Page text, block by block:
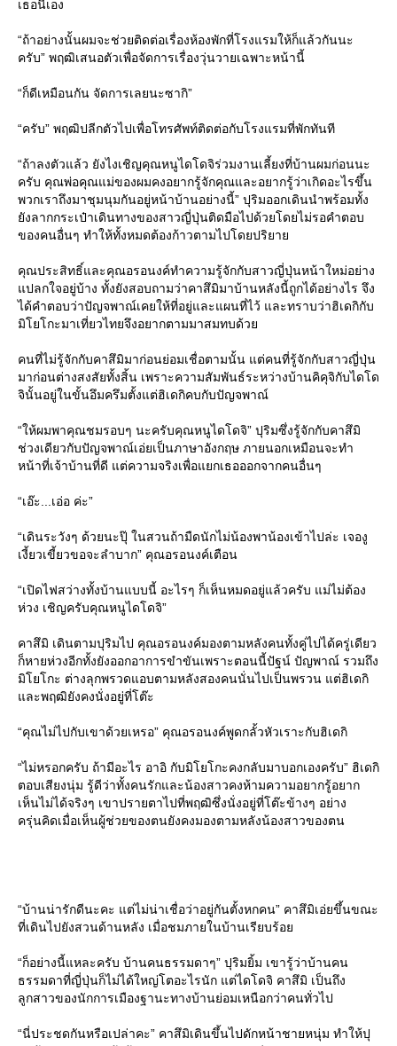
เธอนี่เอง
“ถ้าอย่างนั้นผมจะช่วยติดต่อเรื่องห้องพักที่โรงแรมให้ก็แล้วกันนะ
ครับ” พฤฒิเสนอตัวเพื่อจัดการเรื่องวุ่นวายเฉพาะหน้านี้
“ก็ดีเหมือนกัน จัดการเลยนะซากิ”
“ครับ” พฤฒิปลีกตัวไปเพื่อโทรศัพท์ติดต่อกับโรงแรมที่พักทันที
“ถ้าลงตัวแล้ว ยังไงเชิญคุณหนูไดโดจิร่วมงานเลี้ยงที่บ้านผมก่อนนะ
ครับ คุณพ่อคุณแม่ของผมคงอยากรู้จักคุณและอยากรู้ว่าเกิดอะไรขึ้น
พวกเราถึงมาชุมนุมกันอยู่หน้าบ้านอย่างนี้” ปุริมออกเดินนำพร้อมทั้ง
ังลากกระเป๋าเดินทางของสาวญี่ปุ่นติดมือไปด้วยโดยไม่รอคำตอบ
ของคนอื่นๆ ทำให้ทั้งหมดต้องก้าวตามไปโดยปริยา
คุณประสิทธิ์และคุณอรอนงค์ทำความรู้จักกับสาวญี่ปุ่นหน้าใหม่อย่าง
ปลกใจอยู่บ้าง ทั้งยังสอบถามว่าคาสึมิมาบ้านหลังนี้ถูกได้อย่างไร จึง
ได้คำตอบว่าปัญจพาณ์เคยให้ที่อยู่และแผนที่ไว้ และทราบว่าฮิเดกิกับ
มิโยโกะมาเที่ยวไทยจึงอยากตามมาสมทบด้ว
คนที่ไม่รู้จักกับคาสึมิมาก่อนย่อมเชื่อตามนั้น แต่คนที่รู้จักกับสาวญี่ปุ่น
มาก่อนต่างสงสัยทั้งสิ้น เพราะความสัมพันธ์ระหว่างบ้านคิคุจิกับไดโด
จินั้นอยู่ในขั้นอึมครึมตั้งแต่ฮิเดกิคบกับปัญจพาณ์
“ให้ผมพาคุณชมรอบๆ นะครับคุณหนูไดโดจิ” ปุริมซึ่งรู้จักกับคาสึมิ
ช่วงเดียวกับปัญจพาณ์เอ่ยเป็นภาษาอังกฤษ ภายนอกเหมือนจะทำ
หน้าที่เจ้าบ้านที่ดี แต่ความจริงเพื่อแยกเธอออกจากคนอื่นๆ
“เอ๊ะ...เอ่อ ค่ะ”
“เดินระวังๆ ด้วยนะปุ๊ ในสวนถ้ามืดนักไม่น้องพาน้องเข้าไปล่ะ เจองู
เงี้ยวเขี้ยวขอจะลำบาก” คุณอรอนงค์เตือน
“เปิดไฟสว่างทั้งบ้านแบบนี้ อะไรๆ ก็เห็นหมดอยู่แล้วครับ แม่ไม่ต้อง
ห่วง เชิญครับคุณหนูไดโดจิ”
คาสึมิ เดินตามปุริมไป คุณอรอนงค์มองตามหลังคนทั้งคู่ไปได้ครู่เดียว
ก็หายห่วงอีกทั้งยังออกอาการขำขันเพราะตอนนี้ปัฐน์ ปัญพาณ์ รวมถึง
มิโยโกะ ต่างลุกพรวดแอบตามหลังสองคนนั่นไปเป็นพรวน แต่ฮิเดกิ
ละพฤฒิยังคงนั่งอยู่ที่โต๊ะ
“คุณไม่ไปกับเขาด้วยเหรอ” คุณอรอนงค์พูดกลั้วหัวเราะกับฮิเดกิ
“ไม่หรอกครับ ถ้ามีอะไร อาอิ กับมิโยโกะคงกลับมาบอกเองครับ” ฮิเดกิ
ตอบเสียงนุ่ม รู้ดีว่าทั้งคนรักและน้องสาวคงห้ามความอยากรู้อยาก
เห็นไม่ได้จริงๆ เขาปรายตาไปที่พฤฒิซึ่งนั่งอยู่ที่โต๊ะข้างๆ อย่าง
ครุ่นคิดเมื่อเห็นผู้ช่วยของตนยังคงมองตามหลังน้องสาวของตน
“บ้านน่ารักดีนะคะ แต่ไม่น่าเชื่อว่าอยู่กันตั้งหกคน” คาสึมิเอ่ยขึ้นขณะ
ที่เดินไปยังสวนด้านหลัง เมื่อชมภายในบ้านเรียบร้อ
“ก็อย่างนี้แหละครับ บ้านคนธรรมดาๆ” ปุริมยิ้ม เขารู้ว่าบ้านคน
ธรรมดาที่ญี่ปุ่นก็ไม่ได้ใหญ่โตอะไรนัก แต่ไดโดจิ คาสึมิ เป็นถึง
ลูกสาวของนักการเมืองฐานะทางบ้านย่อมเหนือกว่าคนทั่วไป
“นี่ประชดกันหรือเปล่าคะ” คาสึมิเดินขึ้นไปดักหน้าชายหนุ่ม ทำให้ปุ